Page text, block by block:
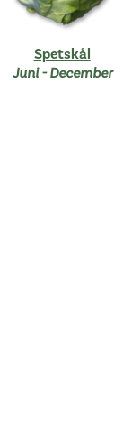
Spetskål
Juni - December